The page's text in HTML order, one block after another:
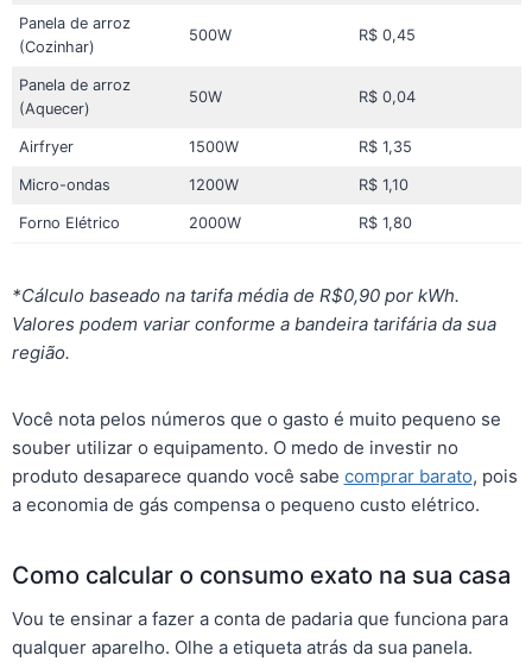
Panela de arroz
(Cozinhar)
500W R$ 0,45
Panela de arroz
(Aquecer)
50W R$ 0,04
Airfryer 1500W R$ 1,35
Micro-ondas 1200W R$ 1,10
Forno Elétrico 2000W R$ 1,80
*Cálculo baseado na tarifa média de R$0,90 por kWh.
Valores podem variar conforme a bandeira tarifária da sua
região.
Você nota pelos números que o gasto é muito pequeno se
souber utilizar o equipamento. O medo de investir no
produto desaparece quando você sabe comprar barato, pois
a economia de gás compensa o pequeno custo elétrico.
Como calcular o consumo exato na sua casa
Vou te ensinar a fazer a conta de padaria que funciona para
qualquer aparelho. Olhe a etiqueta atrás da sua panela.